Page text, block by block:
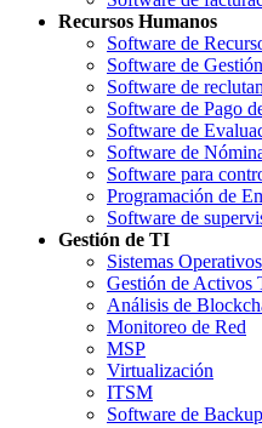
Recursos Humanos
Software de
Software de
Software de
Software de Pago
Software de
Software de
Software para
Programación de
Software de
Gestión de TI
Sistemas Operativos
Gestión de Activos
Análisis de
Monitoreo de Red
MSP
Virtualización
ITSM
Software de Backup